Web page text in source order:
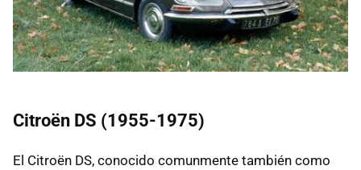
Citroën DS (1955-1975)
El Citroën DS, conocido comunmente también como